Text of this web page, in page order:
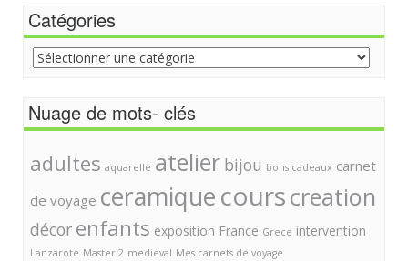
Catégories
Catégories
Nuage de mots- clés
adultes aquarelle atelier bijou bons cadeaux carnet
de voyage ceramiquecourscreation
décor enfants exposition France Grece intervention
Lanzarote Master 2 medieval Mes carnets de voyage